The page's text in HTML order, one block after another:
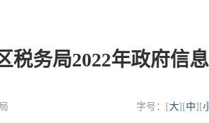
税务局2022年政府信
字号：[大][中][